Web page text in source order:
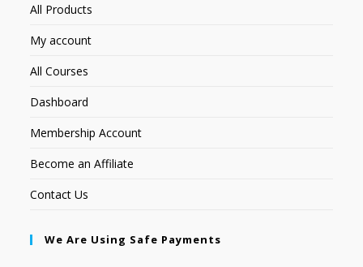
All Products
My account
All Courses
Dashboard
Membership Account
Become an Affiliate
Contact Us
We Are Using Safe Payments